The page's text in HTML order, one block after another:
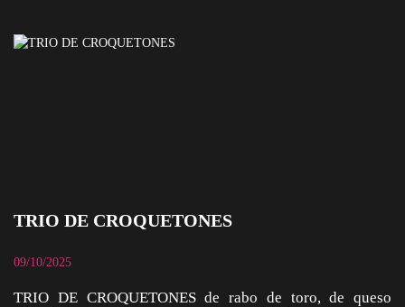
TRIO DE CROQUETONES
09/10/2025
TRIO DE CROQUETONES de rabo de toro, de queso